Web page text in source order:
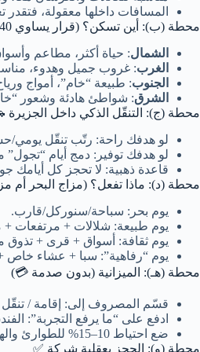
المسافات داخلها معقولة،
محطة (ب): أين تسكن؟ (قرار يساوي 40% من رضاك)
الشمال: حياة أكثر، مطاعم
الغرب: غروب جميل وهدوء،
الجنوب: طبيعة “خام”، أمواج
الشرق: شواطئ هادئة وشعور
محطة (ج): التنقّل الذكي داخل الجزيرة
لو هدفك راحة: رتّب تنقّل يومي/
لو هدفك توفير: دمج أيام
قاعدة ذهبية: لا تحجز كل
محطة (د): ماذا تفعل؟ (مزاج البحر أم
يوم بحر: سباحة/سنوركل/قارب.
يوم طبيعة: شلالات + مرتفعات +
يوم ثقافة: أسواق + قرى + تذوق
يوم “رفاهية”: سبا + عشاء
محطة (هـ): الميزانية (بدون صدمة 💳)
قسّم المصروف إلى: إقامة /
ادفع على “ما يرفع التجربة”:
ضع احتياط 10–15% للطوارئ والهدايا.
محطة (و): الحجز بعقلية شركة ✅